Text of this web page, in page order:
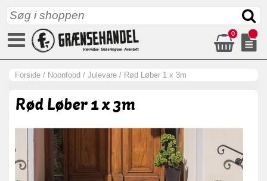
0
Forside / Noonfood / Julevare / Rød Løber 1 x 3m
Rød Løber 1 x 3m